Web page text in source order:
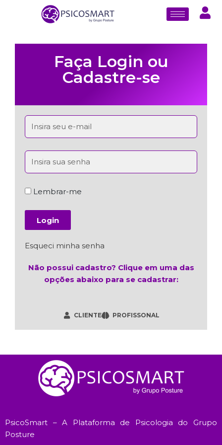
Faça Login ou
Cadastre-se
Lembrar-me
Login
Esqueci minha senha
Não possui cadastro? Clique em uma das
opções abaixo para se cadastrar:
CLIENTE PROFISSONAL
PsicoSmart – A Plataforma de Psicologia do Grupo
Posture